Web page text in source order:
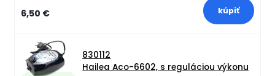
6,50 €
830112
Hailea Aco-6602, s reguláciou výkonu